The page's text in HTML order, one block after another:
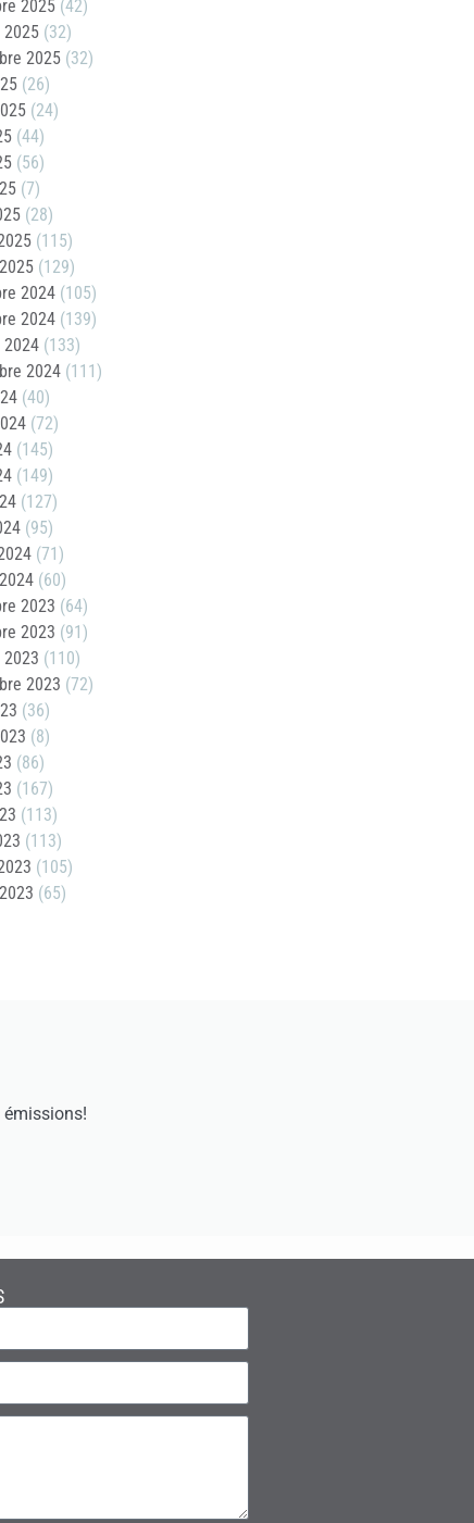
2025 (42)
2025 (32)
2025 (32)
(26)
(24)
(44)
(56)
(7)
(28)
(115)
(129)
2024 (105)
2024 (139)
2024 (133)
2024 (111)
(40)
(72)
(145)
(149)
(127)
(95)
(71)
(60)
2023 (64)
2023 (91)
(110)
2023 (72)
(36)
(8)
(86)
(167)
(113)
(113)
(105)
(65)
émissions!